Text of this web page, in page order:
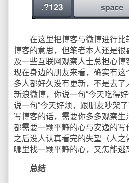
在这里把博客与微博进行比
博客的意思，但笔者本人还是很
及一些互联网观察人士总担心
现在身边的朋友来看，确实有这
多人都好久没有更新，不是去
新浪微博，你说一句“今天吃得好
说一句“今天好烦，跟朋友吵架
写博客的话，需要你多多观察
都需要一颗平静的心与安逸的写
之后没人认真看完的失望（人
哪里找一颗平静的心，又怎能逃
总结